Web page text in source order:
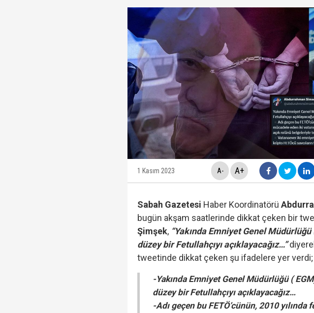
Hangi suçlar kapsam dışı? İşte 'Terörsüz
Devlet Bahçeli'den 'devlet projesi' çıkışı:
Trabzonspor, KAP'a bildirdi... Mohamed
Kuşadası Belediyesi'ne "rüşvet ve irtikap"
1 Kasım 2023 A- A+
Sabah Gazetesi Haber Koordinatörü
bugün akşam saatlerinde dikkat çeken bir
Şimşek, “Yakında Emniyet Genel
düzey bir Fetullahçıyı açıklayacağız…”
tweetinde dikkat çeken şu ifadelere yer verdi;
-Yakında Emniyet Genel Müdürlüğü (
düzey bir Fetullahçıyı açıklayacağız…
-Adı geçen bu FETÖ’cünün, 2010 yılında